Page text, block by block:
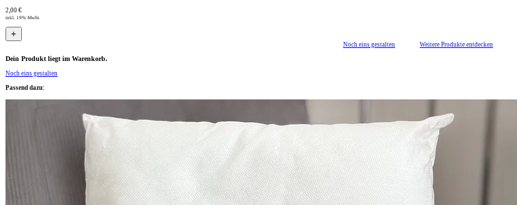
2,00 €
inkl. 19% MwSt.
+
Noch eins gestalten Weitere Produkte entdecken
Dein Produkt liegt im Warenkorb.
Noch eins gestalten
Passend dazu: